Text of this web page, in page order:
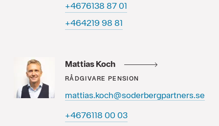
10 78 8316764+
18 89 912464+
Mattias Koch
RÅDGIVARE PENSION
mattias.koch@soderbergpartners.se
30 00 8116764+